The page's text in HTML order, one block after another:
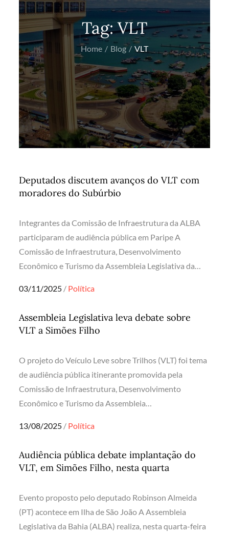
Tag:VLT
Home Blog VLT
Deputados discutem avanços do VLT com
moradores do Subúrbio
Integrantes da Comissão de Infraestrutura da ALBA
participaram de audiência pública em Paripe A
Comissão de Infraestrutura, Desenvolvimento
Econômico e Turismo da Assembleia Legislativa da…
Posted
03/11/2025 Política
Assembleia Legislativa leva debate sobre
VLT a Simões Filho
O projeto do Veículo Leve sobre Trilhos (VLT) foi tema
de audiência pública itinerante promovida pela
Comissão de Infraestrutura, Desenvolvimento
Econômico e Turismo da Assembleia…
Posted
13/08/2025 Política
Audiência pública debate implantação do
VLT, em Simões Filho, nesta quarta
Evento proposto pelo deputado Robinson Almeida
(PT) acontece em Ilha de São João A Assembleia
Legislativa da Bahia (ALBA) realiza, nesta quarta-feira